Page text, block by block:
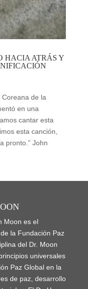
HACIA ATRÁS Y
Coreana de la
en una
cantar esta
esta canción,
pronto.” John
Moon es el
la Fundación Paz
del Dr. Moon
universales
Paz Global en la
de paz, desarrollo